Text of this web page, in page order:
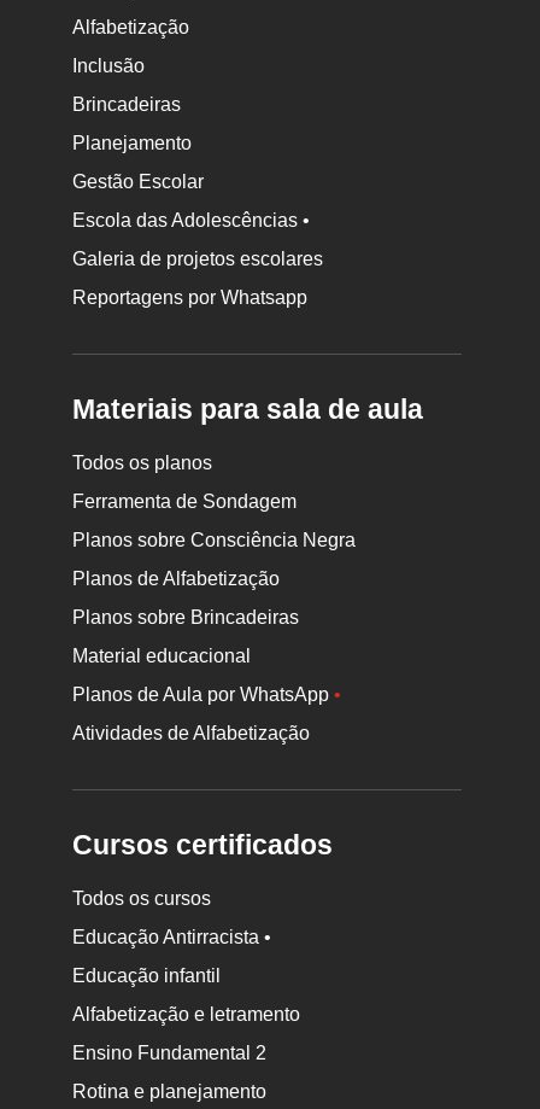
Alfabetização
Inclusão
Brincadeiras
Planejamento
Gestão Escolar
Escola das Adolescências •
Galeria de projetos escolares
Reportagens por Whatsapp
Materiais para sala de aula
Todos os planos
Ferramenta de Sondagem
Planos sobre Consciência Negra
Planos de Alfabetização
Planos sobre Brincadeiras
Material educacional
Planos de Aula por WhatsApp•
Atividades de Alfabetização
Cursos certificados
Todos os cursos
Educação Antirracista •
Educação infantil
Alfabetização e letramento
Ensino Fundamental 2
Rotina e planejamento